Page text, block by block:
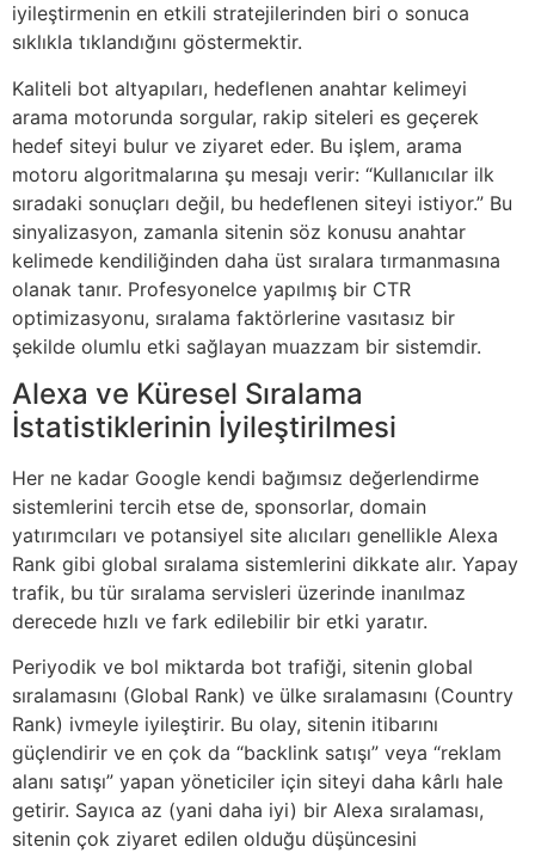
iyileştirmenin en etkili stratejilerinden biri o sonuca
sıklıkla tıklandığını göstermektir.
Kaliteli bot altyapıları, hedeflenen anahtar kelimeyi
arama motorunda sorgular, rakip siteleri es geçerek
hedef siteyi bulur ve ziyaret eder. Bu işlem, arama
motoru algoritmalarına şu mesajı verir: “Kullanıcılar ilk
sıradaki sonuçları değil, bu hedeflenen siteyi istiyor.” Bu
sinyalizasyon, zamanla sitenin söz konusu anahtar
kelimede kendiliğinden daha üst sıralara tırmanmasına
olanak tanır. Profesyonelce yapılmış bir CTR
optimizasyonu, sıralama faktörlerine vasıtasız bir
şekilde olumlu etki sağlayan muazzam bir sistemdir.
Alexa ve Küresel Sıralama
İstatistiklerinin İyileştirilmesi
Her ne kadar Google kendi bağımsız değerlendirme
sistemlerini tercih etse de, sponsorlar, domain
yatırımcıları ve potansiyel site alıcıları genellikle Alexa
Rank gibi global sıralama sistemlerini dikkate alır. Yapay
trafik, bu tür sıralama servisleri üzerinde inanılmaz
derecede hızlı ve fark edilebilir bir etki yaratır.
Periyodik ve bol miktarda bot trafiği, sitenin global
sıralamasını (Global Rank) ve ülke sıralamasını (Country
Rank) ivmeyle iyileştirir. Bu olay, sitenin itibarını
güçlendirir ve en çok da “backlink satışı” veya “reklam
alanı satışı” yapan yöneticiler için siteyi daha kârlı hale
getirir. Sayıca az (yani daha iyi) bir Alexa sıralaması,
sitenin çok ziyaret edilen olduğu düşüncesini